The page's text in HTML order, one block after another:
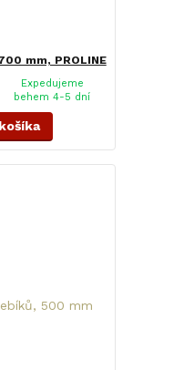
mm, PROLINE
Expedujeme
behem 4-5 dní